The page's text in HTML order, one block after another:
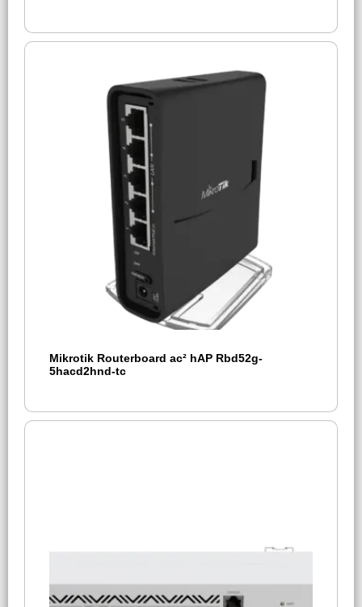
Mikrotik Routerboard ac² hAP Rbd52g-
5hacd2hnd-tc